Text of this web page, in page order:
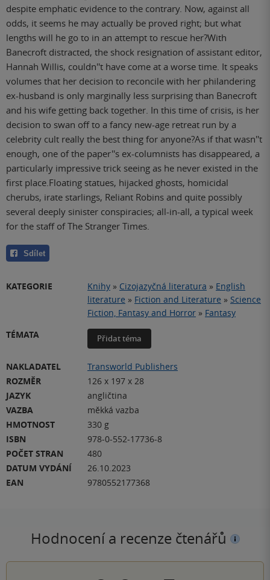
despite emphatic evidence to the contrary. Now, against all
odds, it seems he may actually be proved right; but what
lengths will he go to in an attempt to rescue her?With
Banecroft distracted, the shock resignation of assistant editor,
Hannah Willis, couldn''t have come at a worse time. It speaks
volumes that her decision to reconcile with her philandering
ex-husband is only marginally less surprising than Banecroft
and his wife getting back together. In this time of crisis, is her
decision to swan off to a fancy new-age retreat run by a
celebrity cult really the best thing for anyone?As if that wasn''t
enough, one of the paper''s ex-columnists has disappeared, a
particularly impressive trick seeing as he never existed in the
first place.Floating statues, hijacked ghosts, homicidal
cherubs, irate starlings, Reliant Robins and quite possibly
several deeply sinister conspiracies; all-in-all, a typical week
for the staff of The Stranger Times.
Sdílet
KATEGORIE Knihy » Cizojazyčná literatura » English
literature » Fiction and Literature » Science
Fiction, Fantasy and Horror » Fantasy
TÉMATA
Přidat téma
NAKLADATEL
Transworld Publishers
ROZMĚR
126 x 197 x 28
JAZYK
angličtina
VAZBA
měkká vazba
HMOTNOST
330 g
ISBN
978-0-552-17736-8
POČET STRAN
480
DATUM VYDÁNÍ
26.10.2023
EAN
9780552177368
Hodnocení a recenze čtenářů